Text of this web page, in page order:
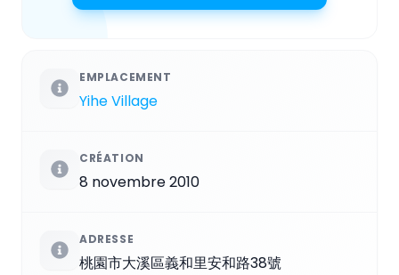
EMPLACEMENT
Yihe Village
CRÉATION
8 novembre 2010
ADRESSE
桃園市大溪區義和里安和路38號